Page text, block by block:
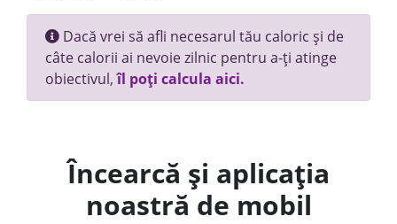
Dacă vrei să afli necesarul tău caloric și de
câte calorii ai nevoie zilnic pentru a-ți atinge
obiectivul,îl poți calcula aici.
Încearcă și aplicația
noastră de mobil